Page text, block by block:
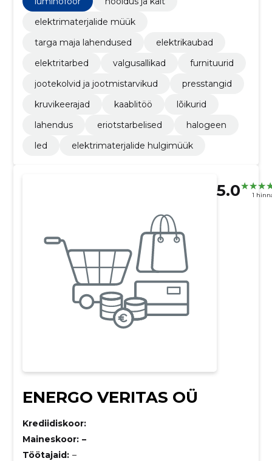
elektrimaterjalide müük
targa maja lahendused
elektrikaubad
elektritarbed
valgusallikad
furnituurid
jootekolvid ja jootmistarvikud
presstangid
kruvikeerajad
kaablitöö
lõikurid
lahendus
eriotstarbelised
halogeen
led
elektrimaterjalide hulgimüük
5.0 1
ENERGO VERITAS OÜ
Krediidiskoor:
Maineskoor: –
Töötajaid: –